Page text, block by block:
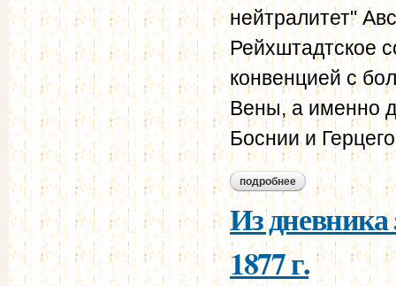
нейтралитет"
Рейхштадтское
конвенцией с
Вены, а именно
Боснии и
подробнее о русско-
Из дневника
1877 г.